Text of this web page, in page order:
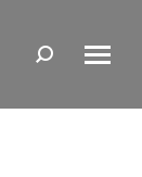
Search: